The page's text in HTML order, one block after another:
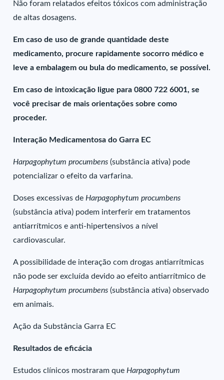
Não foram relatados efeitos tóxicos com administração
de altas dosagens.
Em caso de uso de grande quantidade deste
medicamento, procure rapidamente socorro médico e
leve a embalagem ou bula do medicamento, se possível.
Em caso de intoxicação ligue para 0800 722 6001, se
você precisar de mais orientações sobre como
proceder.
Interação Medicamentosa do Garra EC
Harpagophytum procumbens(substância ativa) pode
potencializar o efeito da varfarina.
Doses excessivas de Harpagophytum procumbens
(substância ativa) podem interferir em tratamentos
antiarrítmicos e anti-hipertensivos a nível
cardiovascular.
A possibilidade de interação com drogas antiarrítmicas
não pode ser excluída devido ao efeito antiarrítmico de
Harpagophytum procumbens(substância ativa) observado
em animais.
Ação da Substância Garra EC
Resultados de eficácia
Estudos clínicos mostraram que Harpagophytum